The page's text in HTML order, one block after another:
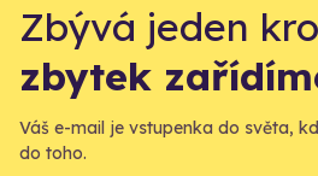
Zbývá jeden
zbytek
Váš e-mail je vstupenka do světa,
do toho.